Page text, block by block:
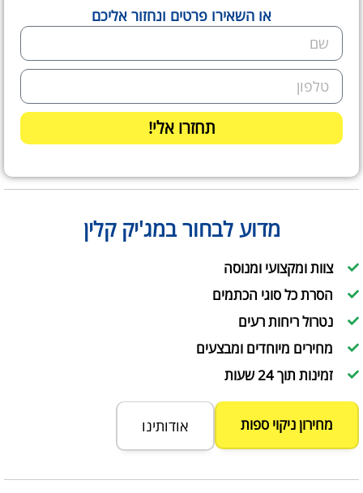
או השאירו פרטים ונחזור אליכם
תחזרו אלי!
מדוע לבחור במג'יק קלין
צוות ומקצועי ומנוסה
הסרת כל סוגי הכתמים
נטרול ריחות רעים
מחירים מיוחדים ומבצעים
זמינות תוך 24 שעות
מחירון ניקוי ספות אודותינו